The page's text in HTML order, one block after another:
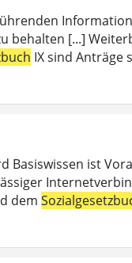
behalten [...]
IX sind Anträge
Basiswissen ist
dem